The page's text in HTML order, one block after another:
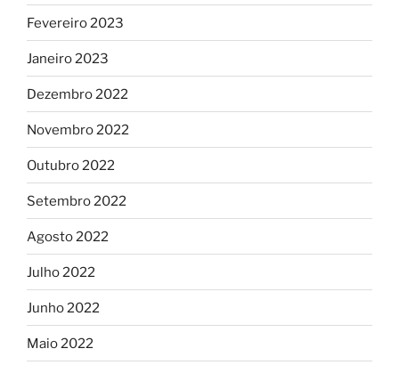
Fevereiro 2023
Janeiro 2023
Dezembro 2022
Novembro 2022
Outubro 2022
Setembro 2022
Agosto 2022
Julho 2022
Junho 2022
Maio 2022